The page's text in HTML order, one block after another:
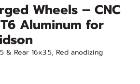
Wheels – CNC
Aluminum for
& Rear 16x3.5, Red anodizing